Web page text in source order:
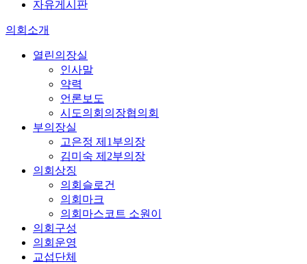
자유게시판
의회소개
열린의장실
인사말
약력
언론보도
시도의회의장협의회
부의장실
고은정 제1부의장
김미숙 제2부의장
의회상징
의회슬로건
의회마크
의회마스코트 소원이
의회구성
의회운영
교섭단체